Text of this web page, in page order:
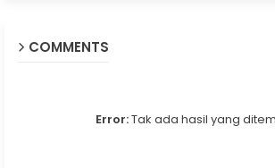
COMMENTS
Error:Tak ada hasil yang